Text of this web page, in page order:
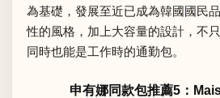
為基礎，發展至近已成為韓國國民
性的風格，加上大容量的設計，不
同時也能是工作時的通勤包。
申有娜同款包推薦5：